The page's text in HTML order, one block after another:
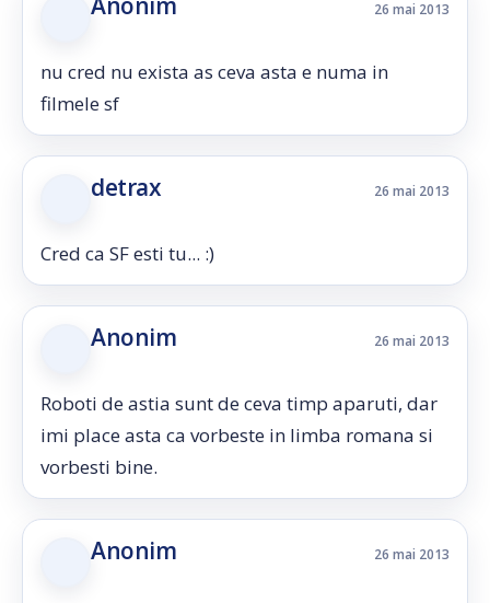
26 mai 2013
nu cred nu exista as ceva asta e numa in
filmele sf
detrax 26 mai 2013
Cred ca SF esti tu... :)
Anonim 26 mai 2013
Roboti de astia sunt de ceva timp aparuti, dar
imi place asta ca vorbeste in limba romana si
vorbesti bine.
Anonim 26 mai 2013